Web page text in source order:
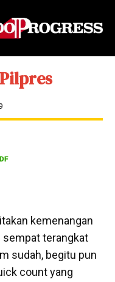
kemenangan
sempat terangkat
sudah, begitu pun
count yang